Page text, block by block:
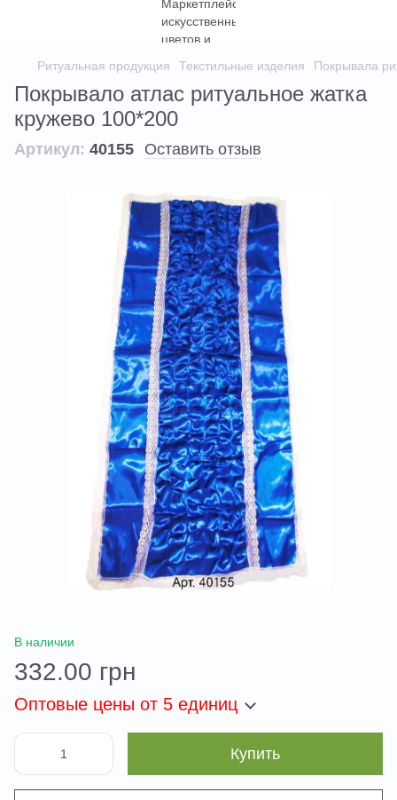
Ритуальная продукция Текстильные изделия Покрывала
Покрывало атлас ритуальное жатка
кружево 100*200
Артикул: 40155 Оставить отзыв
В наличии
332.00 грн
Оптовые цены от 5 единиц
Купить